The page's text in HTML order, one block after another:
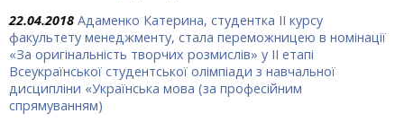
22.04.2018 Адаменко Катерина, студентка ІІ курсу
факультету менеджменту, стала переможницею в номінації
«За оригінальність творчих розмислів» у ІІ етапі
Всеукраїнської студентської олімпіади з навчальної
дисципліни «Українська мова (за професійним
спрямуванням)